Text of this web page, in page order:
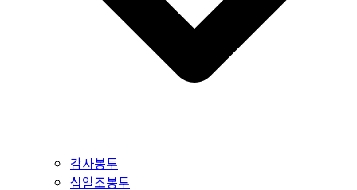
감사봉투
십일조봉투